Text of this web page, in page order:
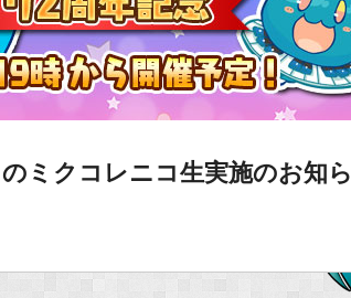
ミクコレニコ生実施のお知ら